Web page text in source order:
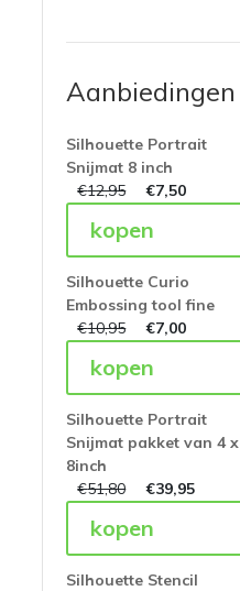
Aanbiedingen
Silhouette Portrait
Snijmat 8 inch
€12,95 €7,50
kopen
Silhouette Curio
Embossing tool fine
€10,95 €7,00
kopen
Silhouette Portrait
Snijmat pakket van 4 x
8inch
€51,80 €39,95
kopen
Silhouette Stencil